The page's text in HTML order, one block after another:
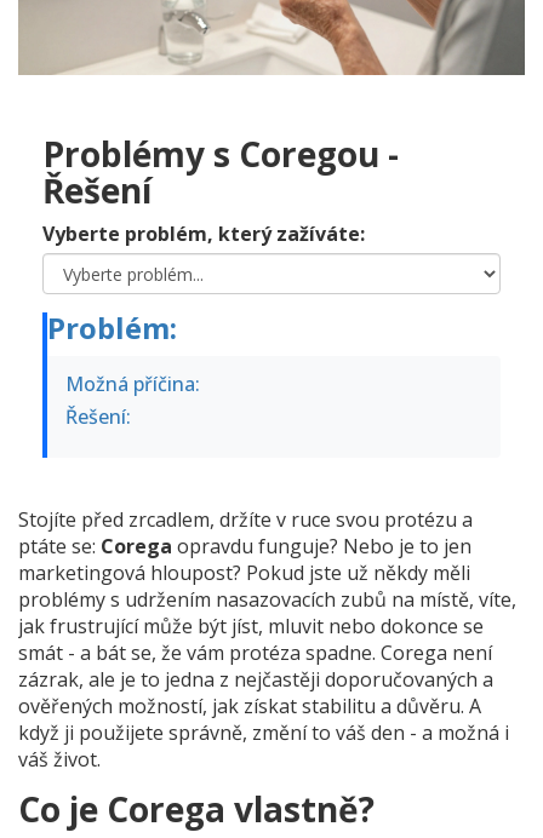
Problémy s Coregou -
Řešení
Vyberte problém, který zažíváte:
Problém:
Možná příčina:
Řešení:
Stojíte před zrcadlem, držíte v ruce svou protézu a
ptáte se: Corega opravdu funguje? Nebo je to jen
marketingová hloupost? Pokud jste už někdy měli
problémy s udržením nasazovacích zubů na místě, víte,
jak frustrující může být jíst, mluvit nebo dokonce se
smát - a bát se, že vám protéza spadne. Corega není
zázrak, ale je to jedna z nejčastěji doporučovaných a
ověřených možností, jak získat stabilitu a důvěru. A
když ji použijete správně, změní to váš den - a možná i
váš život.
Co je Corega vlastně?